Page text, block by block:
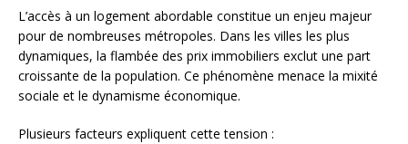
L’accès à un logement abordable constitue un enjeu majeur
pour de nombreuses métropoles. Dans les villes les plus
dynamiques, la flambée des prix immobiliers exclut une part
croissante de la population. Ce phénomène menace la mixité
sociale et le dynamisme économique.
Plusieurs facteurs expliquent cette tension :